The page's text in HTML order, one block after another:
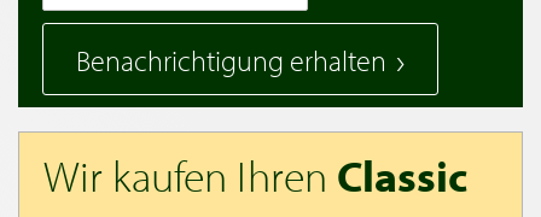
Benachrichtigung erhalten
Wir kaufen Ihren Classic